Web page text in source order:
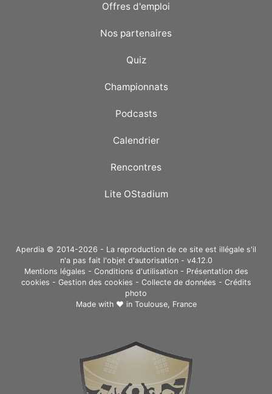
Offres d'emploi
Nos partenaires
Quiz
Championnats
Podcasts
Calendrier
Rencontres
Lite OStadium
Aperdia © 2014-2026 - La reproduction de ce site est illégale s'il
n'a pas fait l'objet d'autorisation - v4.12.0
Mentions légales - Conditions d'utilisation- Présentation des
cookies - Gestion des cookies - Collecte de données - Crédits
photo
Made with ❤ in Toulouse, France